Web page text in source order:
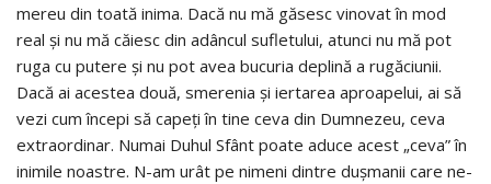
mereu din toată inima. Dacă nu mă găsesc vinovat în mod
real și nu mă căiesc din adâncul sufletului, atunci nu mă pot
ruga cu putere și nu pot avea bucuria deplină a rugăciunii.
Dacă ai acestea două, smerenia și iertarea aproapelui, ai să
vezi cum începi să capeți în tine ceva din Dumnezeu, ceva
extraordinar. Numai Duhul Sfânt poate aduce acest „ceva” în
inimile noastre. N-am urât pe nimeni dintre dușmanii care ne-